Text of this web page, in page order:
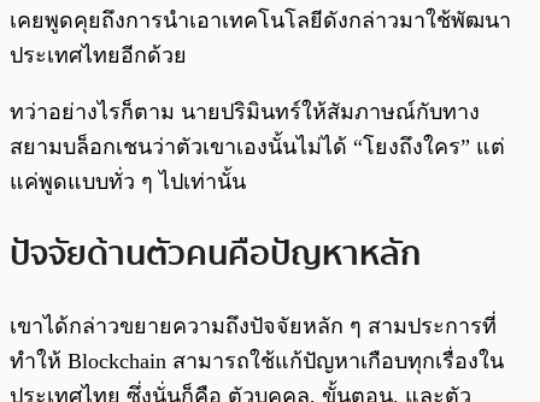
เคยพูดคุยถึงการนำเอาเทคโนโลยีดังกล่าวมาใช้พัฒนา
ประเทศไทยอีกด้วย
ทว่าอย่างไรก็ตาม นายปริมินทร์ให้สัมภาษณ์กับทาง
สยามบล็อกเชนว่าตัวเขาเองนั้นไม่ได้ “โยงถึงใคร” แต่
แค่พูดแบบทั่ว ๆ ไปเท่านั้น
ปัจจัยด้านตัวคนคือปัญหาหลัก
เขาได้กล่าวขยายความถึงปัจจัยหลัก ๆ สามประการที่
ทำให้ Blockchain สามารถใช้แก้ปัญหาเกือบทุกเรื่องใน
ประเทศไทย ซึ่งนั่นก็คือ ตัวบุคคล, ขั้นตอน, และตัว